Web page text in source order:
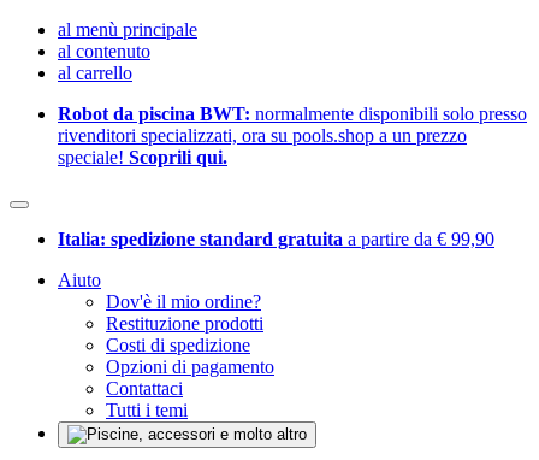
al menù principale
al contenuto
al carrello
Robot da piscina BWT: normalmente disponibili solo presso
rivenditori specializzati, ora su pools.shop a un prezzo
speciale! Scoprili qui.
Italia: spedizione standard gratuita a partire da € 99,90
Aiuto
Dov'è il mio ordine?
Restituzione prodotti
Costi di spedizione
Opzioni di pagamento
Contattaci
Tutti i temi